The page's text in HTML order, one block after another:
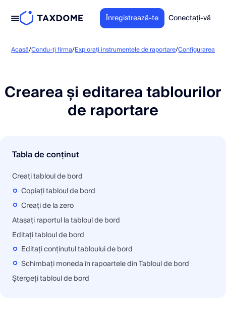
Înregistrează-te Conectați-vă
Acasă/Condu-ți firma/Explorați instrumentele de raportare/Configurarea
Crearea și editarea tablourilor
de raportare
Tabla de conținut
Creați tabloul de bord
Copiați tabloul de bord
Creați de la zero
Atașați raportul la tabloul de bord
Editați tabloul de bord
Editați conținutul tabloului de bord
Schimbați moneda în rapoartele din Tabloul de bord
Ștergeți tabloul de bord